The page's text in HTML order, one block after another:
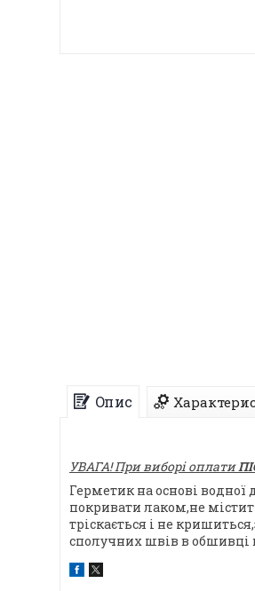
Опис
УВАГА! При виборі оплати
Герметик на основі
покривати лаком,не
тріскається і не
сполучних швів в обшивці